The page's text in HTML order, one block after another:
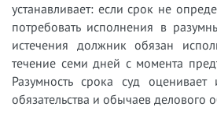
устанавливает: если срок не
потребовать исполнения в
истечения должник обязан
течение семи дней с момента
Разумность срока суд оценивает
обязательства и обычаев делового